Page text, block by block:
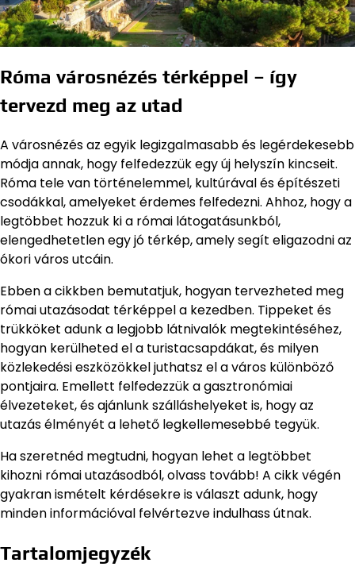
Róma városnézés térképpel – így
tervezd meg az utad
A városnézés az egyik legizgalmasabb és legérdekesebb
módja annak, hogy felfedezzük egy új helyszín kincseit.
Róma tele van történelemmel, kultúrával és építészeti
csodákkal, amelyeket érdemes felfedezni. Ahhoz, hogy a
legtöbbet hozzuk ki a római látogatásunkból,
elengedhetetlen egy jó térkép, amely segít eligazodni az
ókori város utcáin.
Ebben a cikkben bemutatjuk, hogyan tervezheted meg
római utazásodat térképpel a kezedben. Tippeket és
trükköket adunk a legjobb látnivalók megtekintéséhez,
hogyan kerülheted el a turistacsapdákat, és milyen
közlekedési eszközökkel juthatsz el a város különböző
pontjaira. Emellett felfedezzük a gasztronómiai
élvezeteket, és ajánlunk szálláshelyeket is, hogy az
utazás élményét a lehető legkellemesebbé tegyük.
Ha szeretnéd megtudni, hogyan lehet a legtöbbet
kihozni római utazásodból, olvass tovább! A cikk végén
gyakran ismételt kérdésekre is választ adunk, hogy
minden információval felvértezve indulhass útnak.
Tartalomjegyzék